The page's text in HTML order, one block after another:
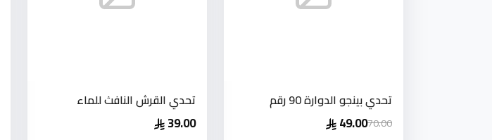
تحدي بينجو الدوارة 90 رقم
70.00
49.00
تحدي القرش النافث للماء
39.00